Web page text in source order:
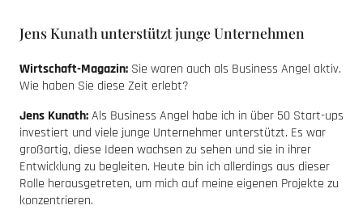
Jens Kunath unterstützt junge Unternehmen
Wirtschaft-Magazin: Sie waren auch als Business Angel aktiv.
Wie haben Sie diese Zeit erlebt?
Jens Kunath:Als Business Angel habe ich in über 50 Start-ups
investiert und viele junge Unternehmer unterstützt. Es war
großartig, diese Ideen wachsen zu sehen und sie in ihrer
Entwicklung zu begleiten. Heute bin ich allerdings aus dieser
Rolle herausgetreten, um mich auf meine eigenen Projekte zu
konzentrieren.